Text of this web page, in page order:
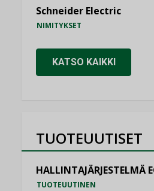
Schneider Electric
NIMITYKSET
KATSO KAIKKI
TUOTEUUTISET
HALLINTAJÄRJESTELMÄ
TUOTEUUTINEN